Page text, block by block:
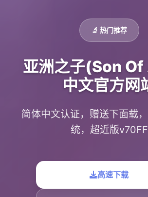
🔬 热门推荐
亚洲之子(Son Of
中文官方网
简体中文认证，赠送下面载
统，超近版v70FF
高速下载